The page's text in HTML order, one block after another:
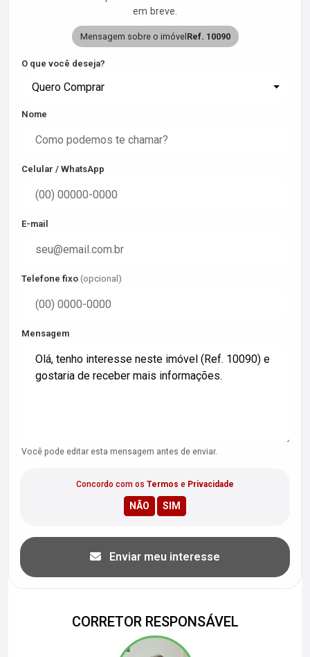
em breve.
Mensagem sobre o imóvel Ref. 10090
O que você deseja?
Quero Comprar
Nome
Celular / WhatsApp
E-mail
Telefone fixo (opcional)
Mensagem
Você pode editar esta mensagem antes de enviar.
Concordo com os Termos e Privacidade
Enviar meu interesse
CORRETOR RESPONSÁVEL